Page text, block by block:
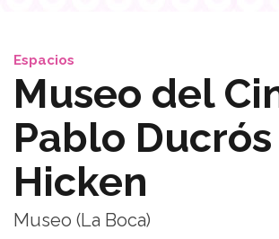
Espacios
Museo del
Pablo Ducrós
Hicken
Museo (La Boca)